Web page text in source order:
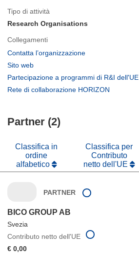
Tipo di attività
Research Organisations
Collegamenti
Contatta l’organizzazione
nuova
Sito web
apre
finestra)
Partecipazione a programmi di R&I dell'UE
Rete di collaborazione HORIZON
Partner (2)
Classifica in
ordine
alfabetico
Classifica per
Contributo
netto dell'UE
PARTNER
BICO GROUP AB
Svezia
Contributo netto dell'UE
€ 0,00